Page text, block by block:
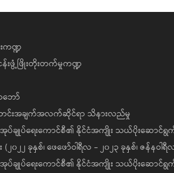
ကဏ္ဍ
န်းဖွံ့ဖြိုးတိုးတက်မှုကဏ္ဍ
ော်
င်းအချက်အလက်ဆိုင်ရာ သိနားလည်မှု
ပ်ချုပ်ရေးကောင်စီ၏ နိုင်ငံအကျိုး သယ်ပိုးဆောင်ရွ
၀၂၂ ခုနှစ်၊ ဖေဖော်ဝါရီလ - ၂၀၂၃ ခုနှစ်၊ ဇန်နဝါရီ
ပ်ချုပ်ရေးကောင်စီ၏ နိုင်ငံအကျိုး သယ်ပိုးဆောင်ရွ